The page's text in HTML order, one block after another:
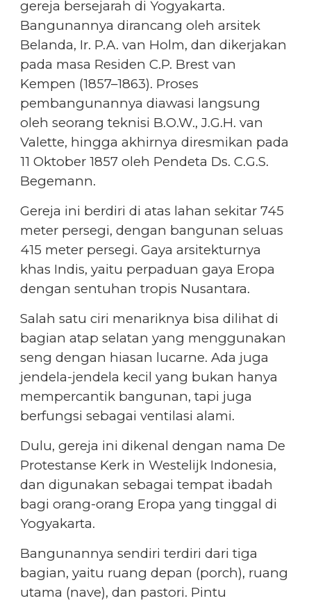
gereja bersejarah di Yogyakarta.
Bangunannya dirancang oleh arsitek
Belanda, Ir. P.A. van Holm, dan dikerjakan
pada masa Residen C.P. Brest van
Kempen (1857–1863). Proses
pembangunannya diawasi langsung
oleh seorang teknisi B.O.W., J.G.H. van
Valette, hingga akhirnya diresmikan pada
11 Oktober 1857 oleh Pendeta Ds. C.G.S.
Begemann.
Gereja ini berdiri di atas lahan sekitar 745
meter persegi, dengan bangunan seluas
415 meter persegi. Gaya arsitekturnya
khas Indis, yaitu perpaduan gaya Eropa
dengan sentuhan tropis Nusantara.
Salah satu ciri menariknya bisa dilihat di
bagian atap selatan yang menggunakan
seng dengan hiasan lucarne. Ada juga
jendela-jendela kecil yang bukan hanya
mempercantik bangunan, tapi juga
berfungsi sebagai ventilasi alami.
Dulu, gereja ini dikenal dengan nama De
Protestanse Kerk in Westelijk Indonesia,
dan digunakan sebagai tempat ibadah
bagi orang-orang Eropa yang tinggal di
Yogyakarta.
Bangunannya sendiri terdiri dari tiga
bagian, yaitu ruang depan (porch), ruang
utama (nave), dan pastori. Pintu